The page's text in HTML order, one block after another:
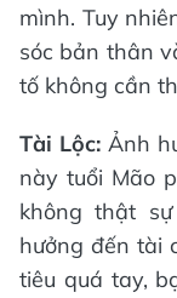
mình. Tuy
sóc bản thân
tố không cần
Tài Lộc: Ảnh
này tuổi Mão
không thật
hưởng đến tài
tiêu quá tay,